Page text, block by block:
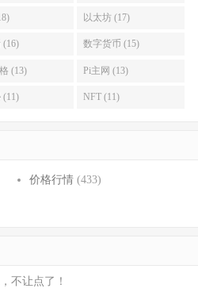
以太坊 (17)
(16) 数字货币 (15)
(13) Pi主网 (13)
(11) NFT (11)
价格行情(433)
不让点了！